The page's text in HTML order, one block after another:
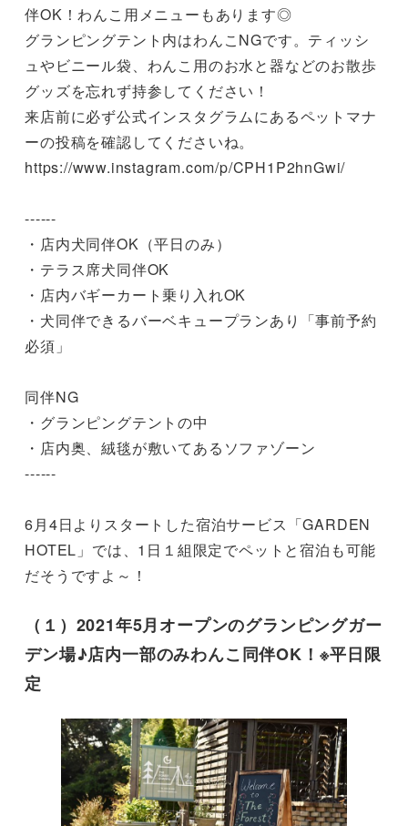
伴OK！わんこ用メニューもあります◎
グランピングテント内はわんこNGです。ティッシ
ュやビニール袋、わんこ用のお水と器などのお散歩
グッズを忘れず持参してください！
来店前に必ず公式インスタグラムにあるペットマナ
ーの投稿を確認してくださいね。
https://www.instagram.com/p/CPH1P2hnGwi/
------
・店内犬同伴OK（平日のみ）⠀
・テラス席犬同伴OK⠀
・店内バギーカート乗り入れOK⠀
・犬同伴できるバーベキュープランあり「事前予約
必須」
同伴NG
・グランピングテントの中⠀
・店内奥、絨毯が敷いてあるソファゾーン⠀
------
6月4日よりスタートした宿泊サービス「GARDEN
HOTEL」では、1日１組限定でペットと宿泊も可能
だそうですよ～！
（１）2021年5月オープンのグランピングガー
デン場♪店内一部のみわんこ同伴OK！※平日限
定